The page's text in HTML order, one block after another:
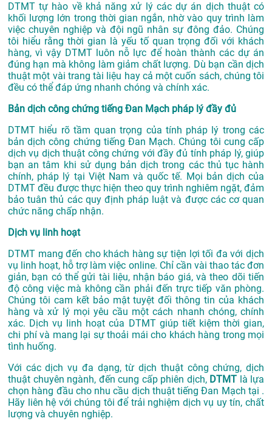
DTMT tự hào về khả năng xử lý các dự án dịch thuật có
khối lượng lớn trong thời gian ngắn, nhờ vào quy trình làm
việc chuyên nghiệp và đội ngũ nhân sự đông đảo. Chúng
tôi hiểu rằng thời gian là yếu tố quan trọng đối với khách
hàng, vì vậy DTMT luôn nỗ lực để hoàn thành các dự án
đúng hạn mà không làm giảm chất lượng. Dù bạn cần dịch
thuật một vài trang tài liệu hay cả một cuốn sách, chúng tôi
đều có thể đáp ứng nhanh chóng và chính xác.
Bản dịch công chứng tiếng Đan Mạch pháp lý đầy đủ
DTMT hiểu rõ tầm quan trọng của tính pháp lý trong các
bản dịch công chứng tiếng Đan Mạch. Chúng tôi cung cấp
dịch vụ dịch thuật công chứng với đầy đủ tính pháp lý, giúp
bạn an tâm khi sử dụng bản dịch trong các thủ tục hành
chính, pháp lý tại Việt Nam và quốc tế. Mọi bản dịch của
DTMT đều được thực hiện theo quy trình nghiêm ngặt, đảm
bảo tuân thủ các quy định pháp luật và được các cơ quan
chức năng chấp nhận.
Dịch vụ linh hoạt
DTMT mang đến cho khách hàng sự tiện lợi tối đa với dịch
vụ linh hoạt, hỗ trợ làm việc online. Chỉ cần vài thao tác đơn
giản, bạn có thể gửi tài liệu, nhận báo giá, và theo dõi tiến
độ công việc mà không cần phải đến trực tiếp văn phòng.
Chúng tôi cam kết bảo mật tuyệt đối thông tin của khách
hàng và xử lý mọi yêu cầu một cách nhanh chóng, chính
xác. Dịch vụ linh hoạt của DTMT giúp tiết kiệm thời gian,
chi phí và mang lại sự thoải mái cho khách hàng trong mọi
tình huống.
Với các dịch vụ đa dạng, từ dịch thuật công chứng, dịch
thuật chuyên ngành, đến cung cấp phiên dịch, DTMT là lựa
chọn hàng đầu cho nhu cầu dịch thuật tiếng Đan Mạch tại .
Hãy liên hệ với chúng tôi để trải nghiệm dịch vụ uy tín, chất
lượng và chuyên nghiệp.